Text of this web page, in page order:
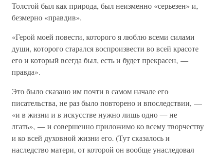
Толстой был как природа, был неизменно «серьезен» и,
безмерно «правдив».
«Герой моей повести, которого я люблю всеми силами
души, которого старался воспроизвести во всей красоте
его и который всегда был, есть и будет прекрасен, —
правда».
Это было сказано им почти в самом начале его
писательства, не раз было повторено и впоследствии, —
«и в жизни и в искусстве нужно лишь одно — не
лгать», — и совершенно приложимо ко всему творчеству
и ко всей духовной жизни его. (Тут сказалось и
наследство матери, от которой он вообще унаследовал